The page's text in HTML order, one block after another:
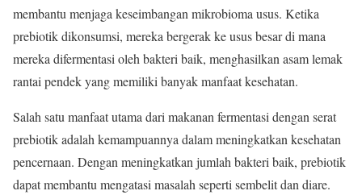
membantu menjaga keseimbangan mikrobioma usus. Ketika
prebiotik dikonsumsi, mereka bergerak ke usus besar di mana
mereka difermentasi oleh bakteri baik, menghasilkan asam lemak
rantai pendek yang memiliki banyak manfaat kesehatan.
Salah satu manfaat utama dari makanan fermentasi dengan serat
prebiotik adalah kemampuannya dalam meningkatkan kesehatan
pencernaan. Dengan meningkatkan jumlah bakteri baik, prebiotik
dapat membantu mengatasi masalah seperti sembelit dan diare.